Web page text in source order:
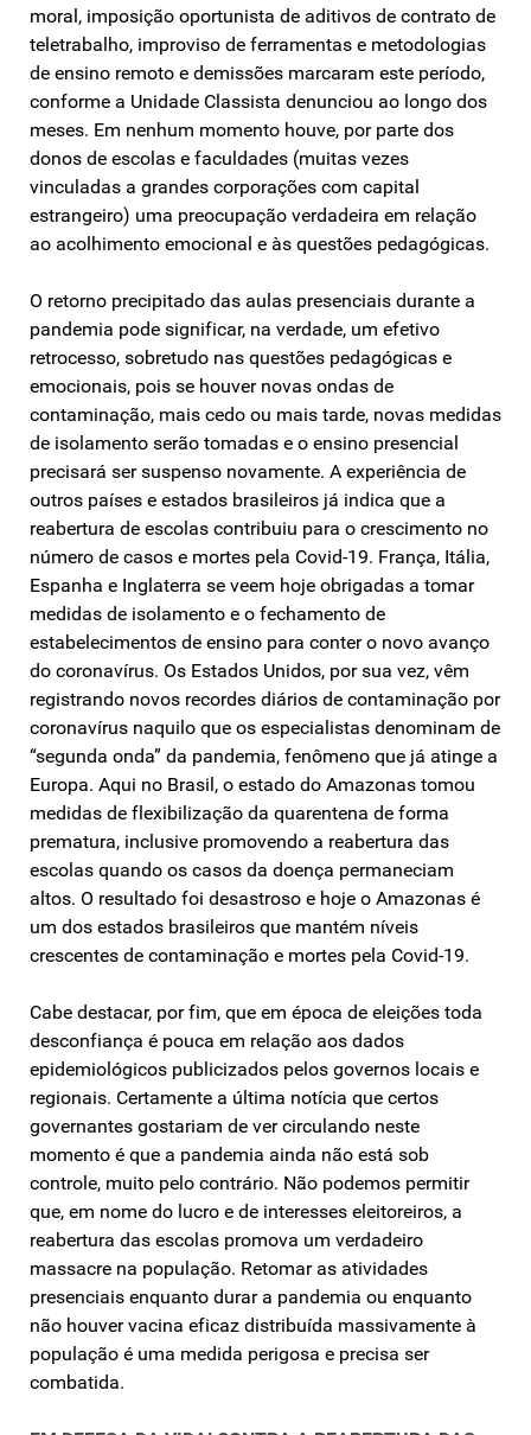
moral, imposição oportunista de aditivos de contrato de
teletrabalho, improviso de ferramentas e metodologias
de ensino remoto e demissões marcaram este período,
conforme a Unidade Classista denunciou ao longo dos
meses. Em nenhum momento houve, por parte dos
donos de escolas e faculdades (muitas vezes
vinculadas a grandes corporações com capital
estrangeiro) uma preocupação verdadeira em relação
ao acolhimento emocional e às questões pedagógicas.
O retorno precipitado das aulas presenciais durante a
pandemia pode significar, na verdade, um efetivo
retrocesso, sobretudo nas questões pedagógicas e
emocionais, pois se houver novas ondas de
contaminação, mais cedo ou mais tarde, novas medidas
de isolamento serão tomadas e o ensino presencial
precisará ser suspenso novamente. A experiência de
outros países e estados brasileiros já indica que a
reabertura de escolas contribuiu para o crescimento no
número de casos e mortes pela Covid-19. França, Itália,
Espanha e Inglaterra se veem hoje obrigadas a tomar
medidas de isolamento e o fechamento de
estabelecimentos de ensino para conter o novo avanço
do coronavírus. Os Estados Unidos, por sua vez, vêm
registrando novos recordes diários de contaminação por
coronavírus naquilo que os especialistas denominam de
“segunda onda” da pandemia, fenômeno que já atinge a
Europa. Aqui no Brasil, o estado do Amazonas tomou
medidas de flexibilização da quarentena de forma
prematura, inclusive promovendo a reabertura das
escolas quando os casos da doença permaneciam
altos. O resultado foi desastroso e hoje o Amazonas é
um dos estados brasileiros que mantém níveis
crescentes de contaminação e mortes pela Covid-19.
Cabe destacar, por fim, que em época de eleições toda
desconfiança é pouca em relação aos dados
epidemiológicos publicizados pelos governos locais e
regionais. Certamente a última notícia que certos
governantes gostariam de ver circulando neste
momento é que a pandemia ainda não está sob
controle, muito pelo contrário. Não podemos permitir
que, em nome do lucro e de interesses eleitoreiros, a
reabertura das escolas promova um verdadeiro
massacre na população. Retomar as atividades
presenciais enquanto durar a pandemia ou enquanto
não houver vacina eficaz distribuída massivamente à
população é uma medida perigosa e precisa ser
combatida.